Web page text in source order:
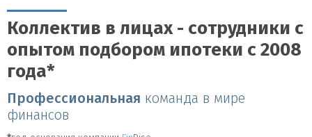
Коллектив в лицах - сотрудники с
опытом подбором ипотеки с 2008
года*
Профессиональная команда в мире
финансов